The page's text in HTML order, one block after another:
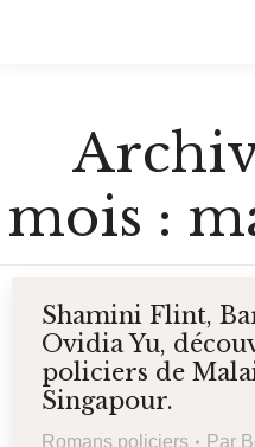
mois :
Shamini Flint,
Ovidia Yu,
policiers de
Singapour.
Romans policiers Par